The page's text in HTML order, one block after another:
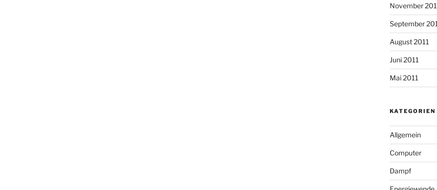
November
September
August 2011
Juni 2011
Mai 2011
KATEGORIEN
Allgemein
Computer
Dampf